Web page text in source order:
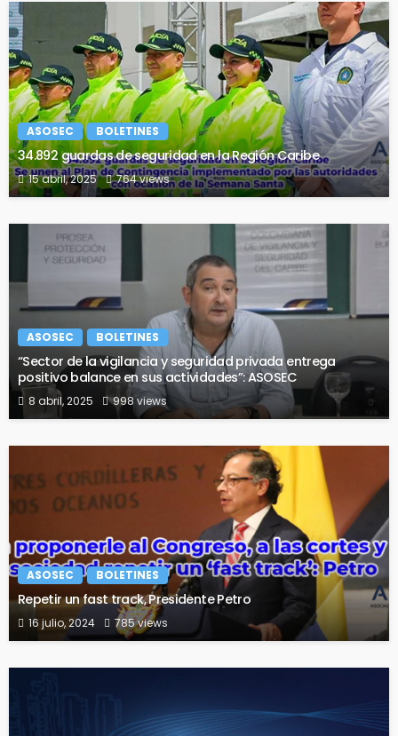
ASOSEC BOLETINES
34.892 guardas de seguridad en la Región Caribe
15 abril, 2025 764 views
ASOSEC BOLETINES
“Sector de la vigilancia y seguridad privada entrega
positivo balance en sus actividades”: ASOSEC
8 abril, 2025 998 views
ASOSEC BOLETINES
Repetir un fast track, Presidente Petro
16 julio, 2024 785 views